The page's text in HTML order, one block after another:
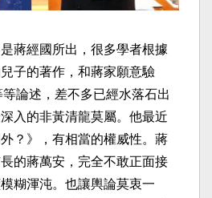
蔣經國所出，很多學者根據
子的著作，和蔣家願意驗
論述，差不多已經水落石出
入的非黃清龍莫屬。他最近
？》，有相當的權威性。蔣
的蔣萬安，完全不敢正面接
糊渾沌。也讓輿論莫衷一